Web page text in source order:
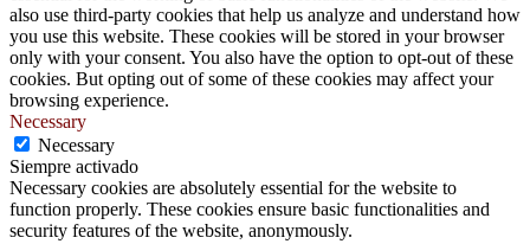
also use third-party cookies that help us analyze and understand how
you use this website. These cookies will be stored in your browser
only with your consent. You also have the option to opt-out of these
cookies. But opting out of some of these cookies may affect your
browsing experience.
Necessary
Necessary
Siempre activado
Necessary cookies are absolutely essential for the website to
function properly. These cookies ensure basic functionalities and
security features of the website, anonymously.